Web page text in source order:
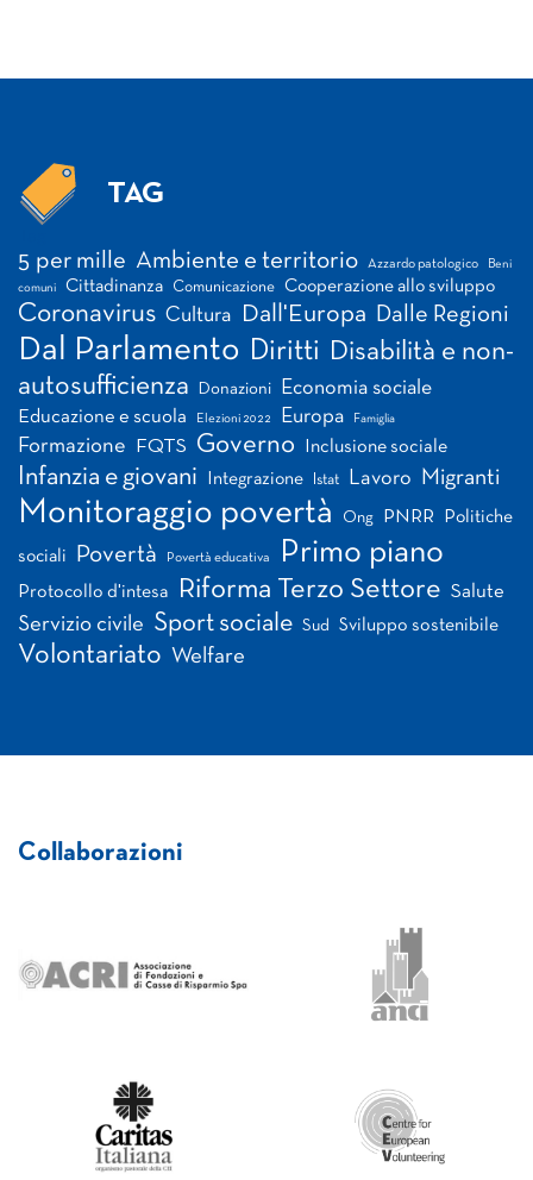
TAG
5 per mille Ambiente e territorio Azzardo patologico Beni
comuni Cittadinanza Comunicazione Cooperazione allo sviluppo
Coronavirus Cultura Dall'Europa Dalle Regioni
Dal Parlamento Diritti Disabilità e non-
autosufficienza
Donazioni Economia sociale
Educazione e scuola Elezioni 2022 Europa Famiglia
Formazione FQTS Governo Inclusione sociale
Infanzia e giovani Integrazione Istat Lavoro Migranti
Monitoraggio povertà Ong PNRR Politiche
sociali Povertà Povertà educativa Primo piano
Protocollo d'intesa Riforma Terzo Settore Salute
Servizio civile Sport sociale Sud Sviluppo sostenibile
Volontariato Welfare
Collaborazioni